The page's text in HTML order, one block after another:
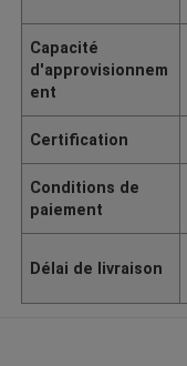
Capacité
d'approvisionnem
ent
Certification
Conditions de
paiement
Délai de livraison